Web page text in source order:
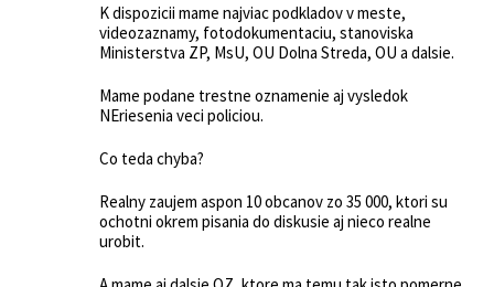
K dispozicii mame najviac podkladov v meste,
videozaznamy, fotodokumentaciu, stanoviska
Ministerstva ZP, MsU, OU Dolna Streda, OU a dalsie.
Mame podane trestne oznamenie aj vysledok
NEriesenia veci policiou.
Co teda chyba?
Realny zaujem aspon 10 obcanov zo 35 000, ktori su
ochotni okrem pisania do diskusie aj nieco realne
urobit.